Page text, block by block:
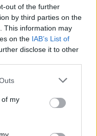
out of the further
by third parties on the
This information may
on the IAB’s List of
disclose it to other
of my
Ταϊλάνδη –
για
στην περιοχή